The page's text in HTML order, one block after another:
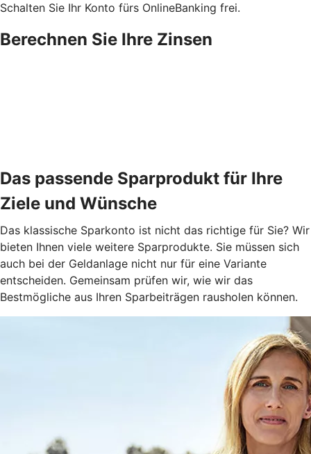
Schalten Sie Ihr Konto fürs OnlineBanking frei.
Berechnen Sie Ihre Zinsen
Das passende Sparprodukt für Ihre
Ziele und Wünsche
Das klassische Sparkonto ist nicht das richtige für Sie? Wir
bieten Ihnen viele weitere Sparprodukte. Sie müssen sich
auch bei der Geldanlage nicht nur für eine Variante
entscheiden. Gemeinsam prüfen wir, wie wir das
Bestmögliche aus Ihren Sparbeiträgen rausholen können.